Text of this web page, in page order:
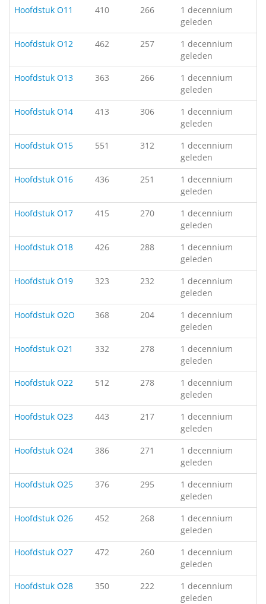
Hoofdstuk O11 410 266
1 decennium
geleden
Hoofdstuk O12
462 257
1 decennium
geleden
Hoofdstuk O13
363 266
1 decennium
geleden
Hoofdstuk O14
413 306
1 decennium
geleden
Hoofdstuk O15
551 312
1 decennium
geleden
Hoofdstuk O16
436 251
1 decennium
geleden
Hoofdstuk O17
415 270
1 decennium
geleden
Hoofdstuk O18
426 288
1 decennium
geleden
Hoofdstuk O19
323 232
1 decennium
geleden
Hoofdstuk O2O
368 204
1 decennium
geleden
Hoofdstuk O21
332 278
1 decennium
geleden
Hoofdstuk O22
512 278
1 decennium
geleden
Hoofdstuk O23
443 217
1 decennium
geleden
Hoofdstuk O24
386 271
1 decennium
geleden
Hoofdstuk O25
376 295
1 decennium
geleden
Hoofdstuk O26
452 268
1 decennium
geleden
Hoofdstuk O27
472 260
1 decennium
geleden
Hoofdstuk O28
350 222
1 decennium
geleden